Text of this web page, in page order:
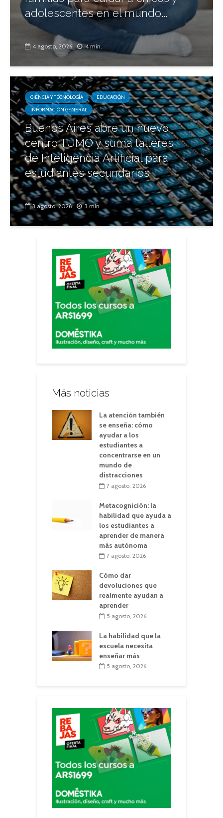
adolescentes en el mundo...
4 agosto, 2026 4 min.
CIENCIA Y TECNOLOGÍA
EDUCACIÓN
INFORMACIÓN GENERAL
Buenos Aires abre un nuevo
centro TUMO y suma talleres
de Inteligencia Artificial para
estudiantes secundarios
3 agosto, 2026 3 min.
Más noticias
La atención también
se enseña: cómo
ayudar a los
estudiantes a
concentrarse en un
mundo de
distracciones
7 agosto, 2026
Metacognición: la
habilidad que ayuda a
los estudiantes a
aprender de manera
más autónoma
7 agosto, 2026
Cómo dar
devoluciones que
realmente ayudan a
aprender
5 agosto, 2026
La habilidad que la
escuela necesita
enseñar más
5 agosto, 2026